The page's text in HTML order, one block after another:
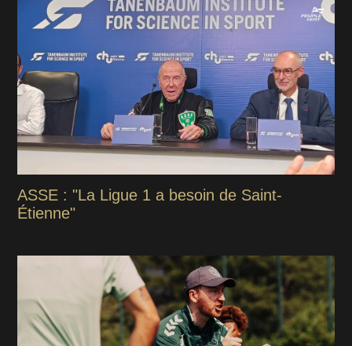
ASSE : "La Ligue 1 a besoin de Saint-
Étienne"